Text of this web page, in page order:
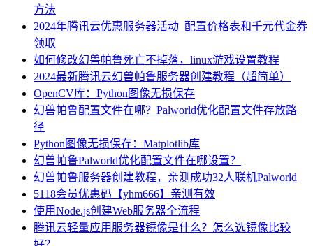
方法
2024年腾讯云优惠服务器活动_配置价格表和千元代金券
领取
如何修改幻兽帕鲁死亡不掉落，linux游戏设置教程
2024最新腾讯云幻兽帕鲁服务器创建教程（超简单）
OpenCV库：Python图像无损保存
幻兽帕鲁配置文件在哪？Palworld优化配置文件存放路
径
Python图像无损保存：Matplotlib库
幻兽帕鲁Palworld优化配置文件在哪设置？
幻兽帕鲁服务器创建教程，亲测成功32人联机Palworld
5118会员优惠码【yhm666】亲测有效
使用Node.js创建Web服务器全流程
腾讯云轻量应用服务器镜像是什么？怎么选镜像比较